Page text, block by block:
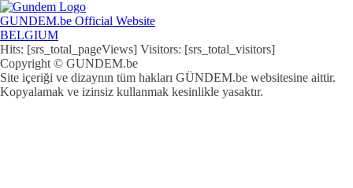
GUNDEM.be Official Website
BELGIUM
Hits: [srs_total_pageViews] Visitors: [srs_total_visitors]
Copyright © GUNDEM.be
Site içeriği ve dizaynın tüm hakları GÜNDEM.be websitesine aittir.
Kopyalamak ve izinsiz kullanmak kesinlikle yasaktır.